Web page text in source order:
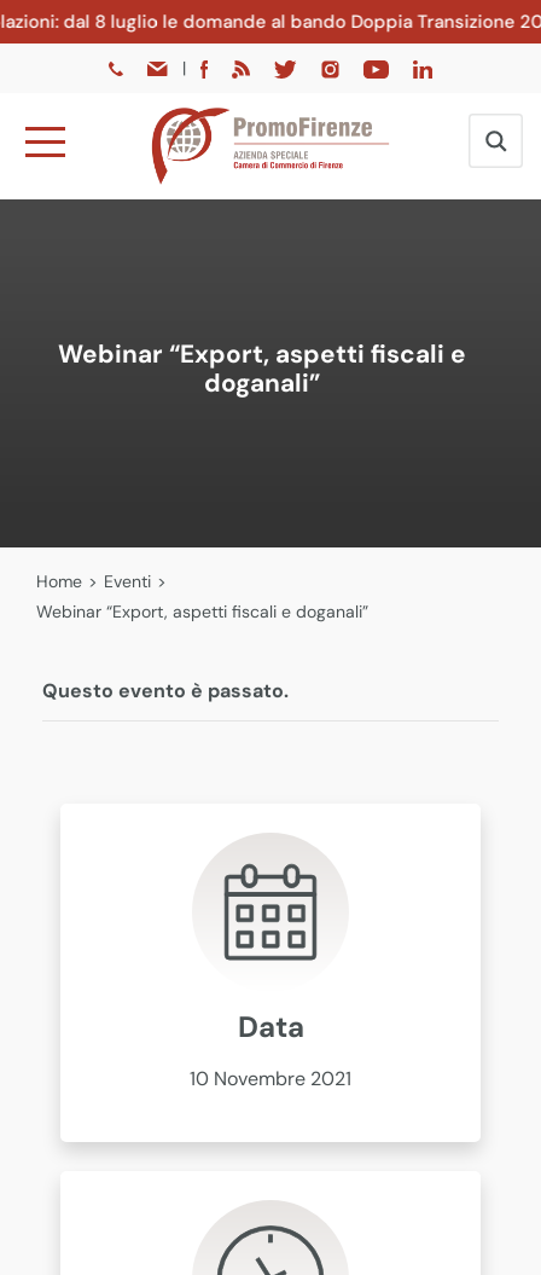
dal 8 luglio le domande al bando Doppia Transizione
|
Webinar “Export, aspetti fiscali e
doganali”
Home > Eventi >
Webinar “Export, aspetti fiscali e doganali”
Questo evento è passato.
Data
10 Novembre 2021